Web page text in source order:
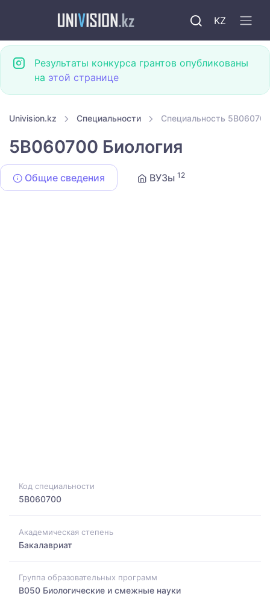
KZ
Результаты конкурса грантов опубликованы
на этой странице
Univision.kz Специальности Специальность
5B060700 Биология
Общие сведения ВУЗы 12
Код специальности
5B060700
Академическая степень
Бакалавриат
Группа образовательных программ
B050 Биологические и смежные науки